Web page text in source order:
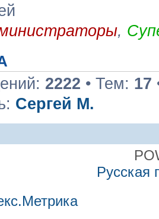
,
2222 • Тем: 17
Сергей М.
Русская